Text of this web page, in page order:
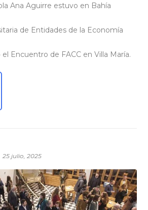
Ana Aguirre estuvo en Bahía
de Entidades de la Economía
Encuentro de FACC en Villa María.
25 julio, 2025